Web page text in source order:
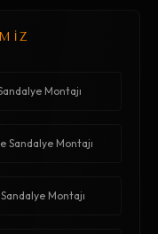
Montajı
Sandalye Montajı
Montajı